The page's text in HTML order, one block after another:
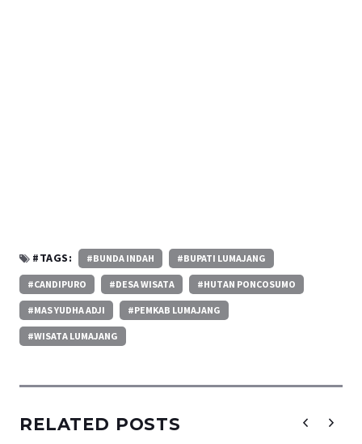
#TAGS: #BUNDA INDAH #BUPATI LUMAJANG
#CANDIPURO #DESA WISATA #HUTAN PONCOSUMO
#MAS YUDHA ADJI #PEMKAB LUMAJANG
#WISATA LUMAJANG
RELATED POSTS